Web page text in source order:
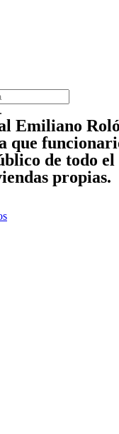
Emiliano
que
de todo el
propias.